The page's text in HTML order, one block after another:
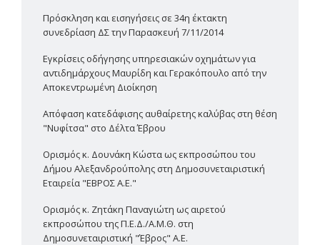
Πρόσκληση και εισηγήσεις σε 34η έκτακτη
συνεδρίαση ΔΣ την Παρασκευή 7/11/2014
Εγκρίσεις οδήγησης υπηρεσιακών οχημάτων για
αντιδημάρχους Μαυρίδη και Γερακόπουλο από την
Αποκεντρωμένη Διοίκηση
Απόφαση κατεδάφισης αυθαίρετης καλύβας στη θέση
"Νυφίτσα" στο Δέλτα Έβρου
Ορισμός κ. Δουνάκη Κώστα ως εκπροσώπου του
Δήμου Αλεξανδρούπολης στη Δημοσυνεταιριστική
Εταιρεία "ΕΒΡΟΣ Α.Ε."
Ορισμός κ. Ζητάκη Παναγιώτη ως αιρετού
εκπροσώπου της Π.Ε.Δ./Α.Μ.Θ. στη
Δημοσυνεταιριστική "Έβρος" Α.Ε.